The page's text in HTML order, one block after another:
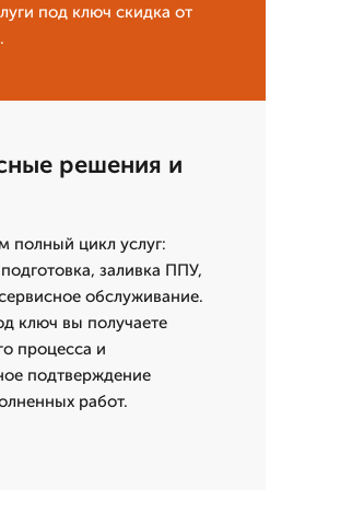
под ключ скидка от
решения и
полный цикл услуг:
заливка ППУ,
обслуживание.
ключ вы получаете
процесса и
подтверждение
работ.